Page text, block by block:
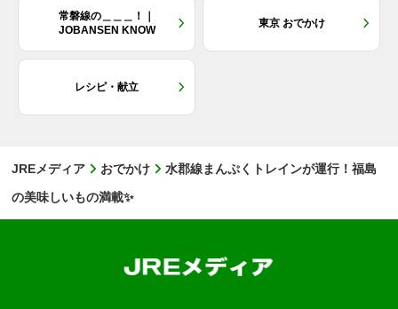
常磐線の＿＿＿！｜
JOBANSEN KNOW
東京 おでかけ
レシピ・献立
JREメディア おでかけ
水郡線まんぷくトレインが運行！福島
の美味しいもの満載✨